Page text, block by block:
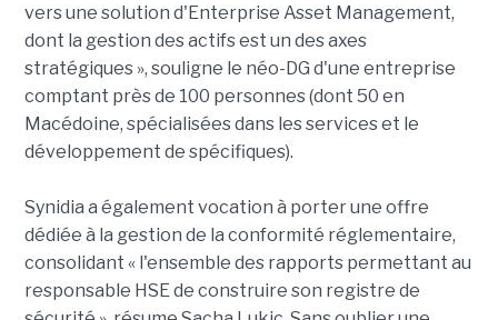
vers une solution d'Enterprise Asset Management,
dont la gestion des actifs est un des axes
stratégiques », souligne le néo-DG d'une entreprise
comptant près de 100 personnes (dont 50 en
Macédoine, spécialisées dans les services et le
développement de spécifiques).
Synidia a également vocation à porter une offre
dédiée à la gestion de la conformité réglementaire,
consolidant « l'ensemble des rapports permettant au
responsable HSE de construire son registre de